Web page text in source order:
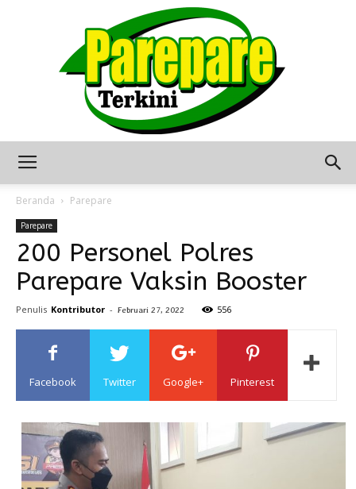
Terkini
Sulawesi
Beranda Parepare
Parepare
200 Personel Polres
Parepare Vaksin Booster
Penulis Kontributor - Februari 27, 2022 556
Facebook Twitter Google+ Pinterest